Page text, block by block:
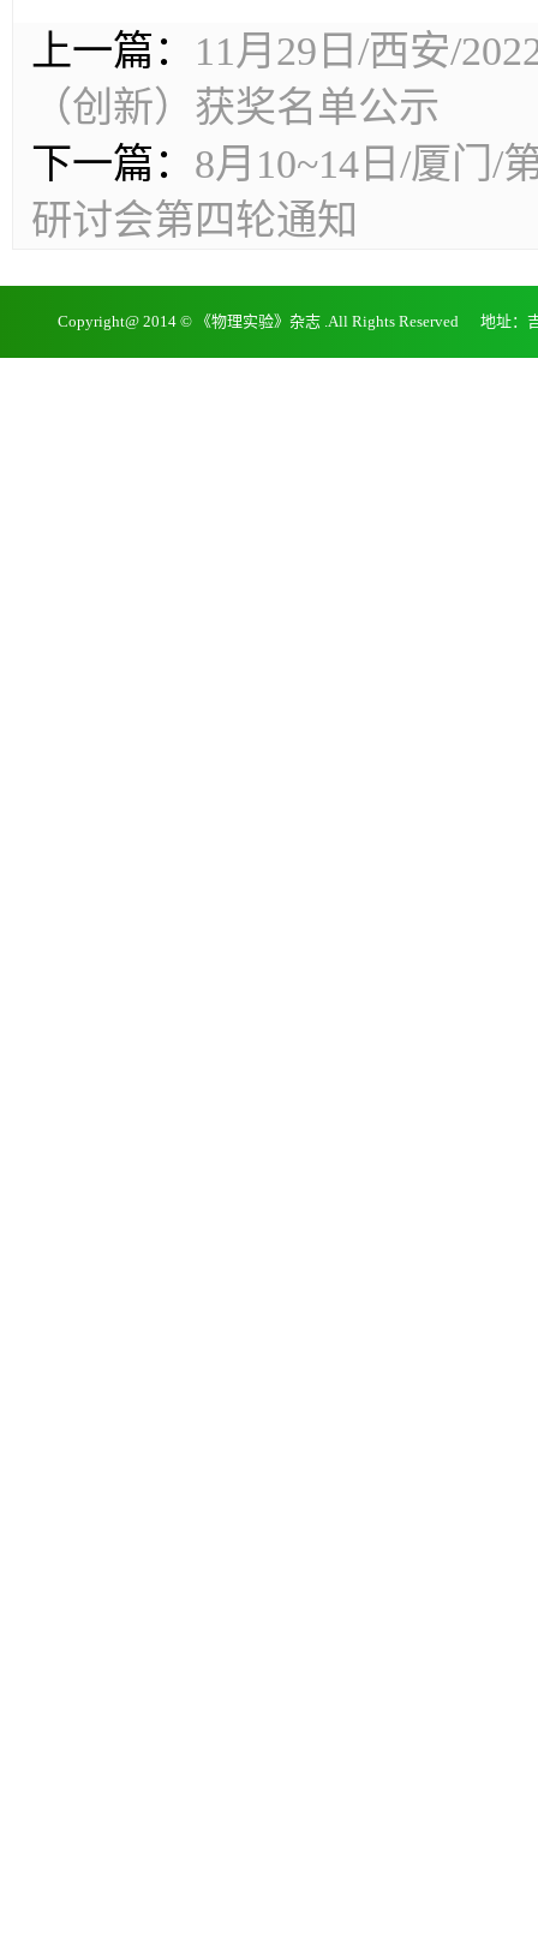
上一篇： 11月29日/西安/
（创新）获奖名单公示
下一篇： 8月10~14日/厦门/
研讨会第四轮通知
Copyright@ 2014 © 《物理实验》杂志 .All Rights Reserved 地址